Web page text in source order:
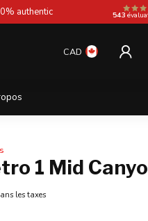
authentic 543
CAD
1 Mid
les taxes